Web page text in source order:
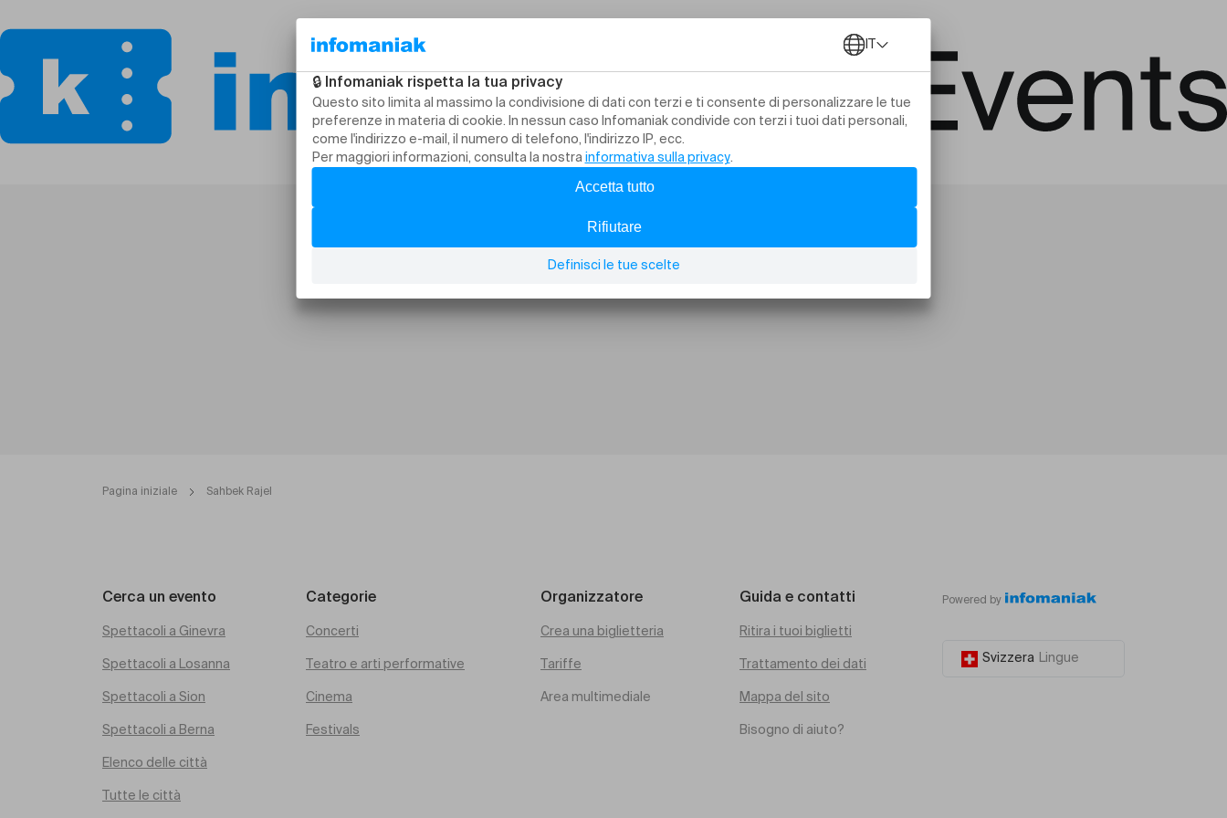
Pagina iniziale Sahbek Rajel
Cerca un evento
Spettacoli a Ginevra
Spettacoli a Losanna
Spettacoli a Sion
Spettacoli a Berna
Elenco delle città
Tutte le città
Categorie
Concerti
Teatro e arti performative
Cinema
Festivals
Organizzatore
Crea una biglietteria
Tariffe
Area multimediale
Guida e contatti
Ritira i tuoi biglietti
Trattamento dei dati
Mappa del sito
Bisogno di aiuto?
Powered by
Svizzera Lingue